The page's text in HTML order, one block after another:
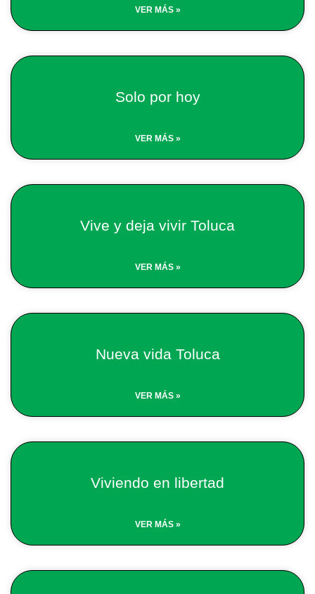
VER MÁS »
Solo por hoy
VER MÁS »
Vive y deja vivir Toluca
VER MÁS »
Nueva vida Toluca
VER MÁS »
Viviendo en libertad
VER MÁS »